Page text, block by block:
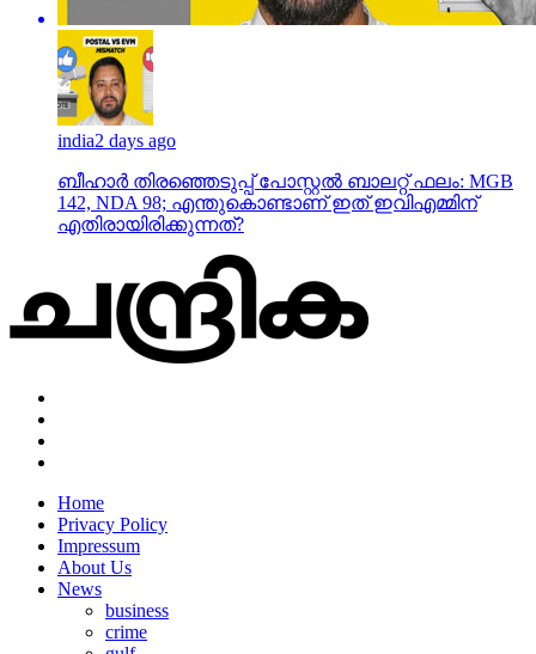
india2 days ago
ബീഹാർ തിരഞ്ഞെടുപ്പ് പോസ്റ്റൽ ബാലറ്റ് ഫലം: MGB
142, NDA 98; എന്തുകൊണ്ടാണ് ഇത് ഇവിഎമ്മിന്
എതിരായിരിക്കുന്നത്?
Impressum
About Us
News
business
gulf
india